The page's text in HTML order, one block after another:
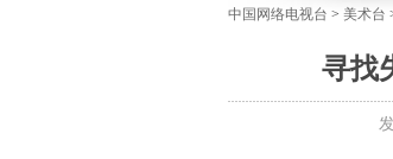
中国网络电视台 > 美术台
寻找